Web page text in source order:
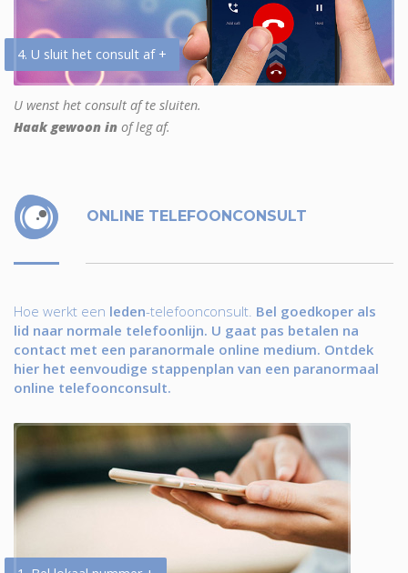
4. U sluit het consult af +
U wenst het consult af te sluiten.
Haak gewoon in of leg af.
ONLINE TELEFOONCONSULT
Hoe werkt een leden-telefoonconsult. Bel goedkoper als
lid naar normale telefoonlijn. U gaat pas betalen na
contact met een paranormale online medium. Ontdek
hier het eenvoudige stappenplan van een paranormaal
online telefoonconsult.